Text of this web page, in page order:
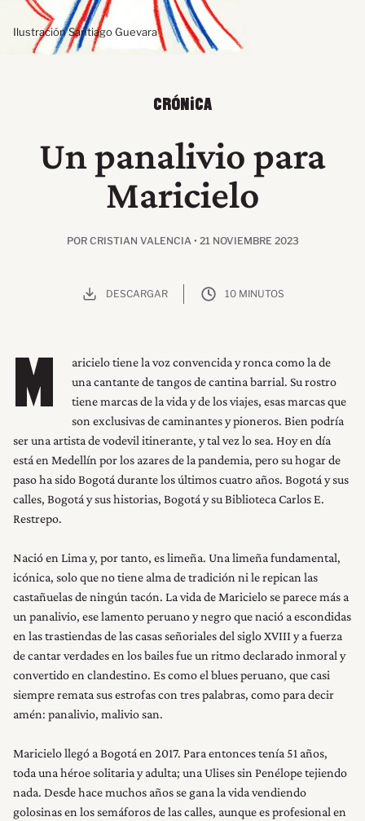
Ilustración Santiago Guevara
CRÓNICA
Un panalivio para
Maricielo
POR CRISTIAN VALENCIA • 21 NOVIEMBRE 2023
DESCARGAR 10 MINUTOS
M
aricielo tiene la voz convencida y ronca como la de
una cantante de tangos de cantina barrial. Su rostro
tiene marcas de la vida y de los viajes, esas marcas que
son exclusivas de caminantes y pioneros. Bien podría
ser una artista de vodevil itinerante, y tal vez lo sea. Hoy en día
está en Medellín por los azares de la pandemia, pero su hogar de
paso ha sido Bogotá durante los últimos cuatro años. Bogotá y sus
calles, Bogotá y sus historias, Bogotá y su Biblioteca Carlos E.
Restrepo.
Nació en Lima y, por tanto, es limeña. Una limeña fundamental,
icónica, solo que no tiene alma de tradición ni le repican las
castañuelas de ningún tacón. La vida de Maricielo se parece más a
un panalivio, ese lamento peruano y negro que nació a escondidas
en las trastiendas de las casas señoriales del siglo XVIII y a fuerza
de cantar verdades en los bailes fue un ritmo declarado inmoral y
convertido en clandestino. Es como el blues peruano, que casi
siempre remata sus estrofas con tres palabras, como para decir
amén: panalivio, malivio san.
Maricielo llegó a Bogotá en 2017. Para entonces tenía 51 años,
toda una héroe solitaria y adulta; una Ulises sin Penélope tejiendo
nada. Desde hace muchos años se gana la vida vendiendo
golosinas en los semáforos de las calles, aunque es profesional en